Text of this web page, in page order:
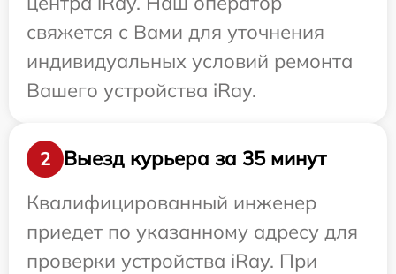
свяжется с Вами для уточнения
индивидуальных условий ремонта
Вашего устройства iRay.
2
Выезд курьера за 35 минут
Квалифицированный инженер
приедет по указанному адресу для
проверки устройства iRay. При